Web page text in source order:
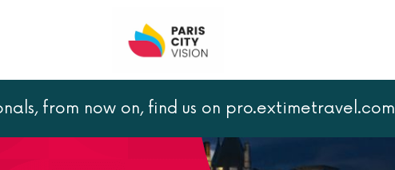
from now on, find us on pro.extimetravel.com